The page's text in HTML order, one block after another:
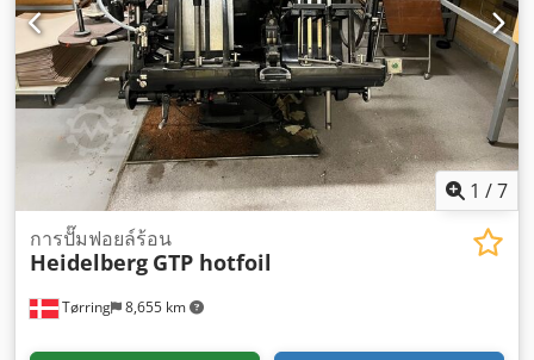
1 /7
Tørring 8,655 km
การปั๊มฟอยล์ร้อน
Heidelberg GTP hotfoil